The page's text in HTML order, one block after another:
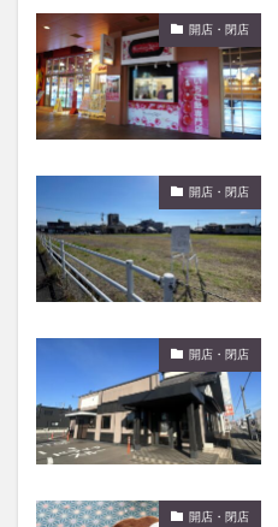
開店・閉店
開店・閉店
開店・閉店
開店・閉店